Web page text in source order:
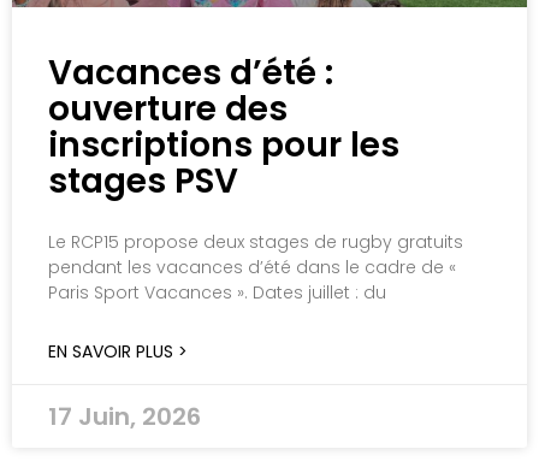
Vacances d’été :
ouverture des
inscriptions pour les
stages PSV
Le RCP15 propose deux stages de rugby gratuits
pendant les vacances d’été dans le cadre de «
Paris Sport Vacances ». Dates juillet : du
EN SAVOIR PLUS >
17 Juin, 2026